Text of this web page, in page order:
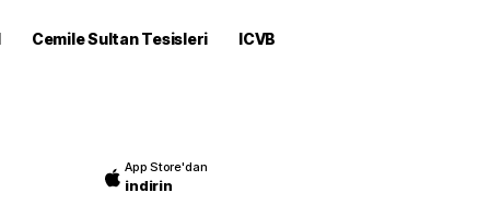
Cemile Sultan Tesisleri
ICVB
App Store'dan
indirin